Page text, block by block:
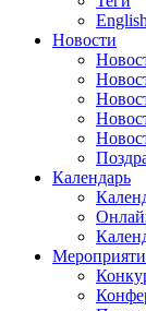
English
Новости
Календарь